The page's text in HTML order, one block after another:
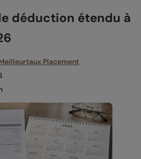
déduction étendu à
Placement